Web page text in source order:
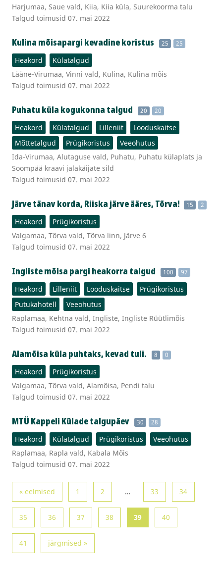
Harjumaa, Saue vald, Kiia, Kiia küla, Suurekoorma talu
Talgud toimusid 07. mai 2022
Kulina mõisapargi kevadine koristus 25 25
Heakord
Külatalgud
Lääne-Virumaa, Vinni vald, Kulina, Kulina mõis
Talgud toimusid 07. mai 2022
Puhatu küla kogukonna talgud 20 20
Heakord Külatalgud Lilleniit
Looduskaitse
Mõttetalgud
Prügikoristus
Veeohutus
Ida-Virumaa, Alutaguse vald, Puhatu, Puhatu külaplats ja
Soompää kraavi jalakäijate sild
Talgud toimusid 07. mai 2022
Järve tänav korda, Riiska järve ääres, Tõrva! 15 2
Heakord
Prügikoristus
Valgamaa, Tõrva vald, Tõrva linn, Järve 6
Talgud toimusid 07. mai 2022
Ingliste mõisa pargi heakorra talgud 100 97
Heakord Lilleniit Looduskaitse
Prügikoristus
Putukahotell
Veeohutus
Raplamaa, Kehtna vald, Ingliste, Ingliste Rüütlimõis
Talgud toimusid 07. mai 2022
Alamõisa küla puhtaks, kevad tuli. 8 0
Heakord
Prügikoristus
Valgamaa, Tõrva vald, Alamõisa, Pendi talu
Talgud toimusid 07. mai 2022
MTÜ Kappeli Külade talgupäev 30 28
Heakord Külatalgud Prügikoristus
Veeohutus
Raplamaa, Rapla vald, Kabala Mõis
Talgud toimusid 07. mai 2022
« eelmised 1 2 … 33 34
35 36 37 38 39 40
41 järgmised »